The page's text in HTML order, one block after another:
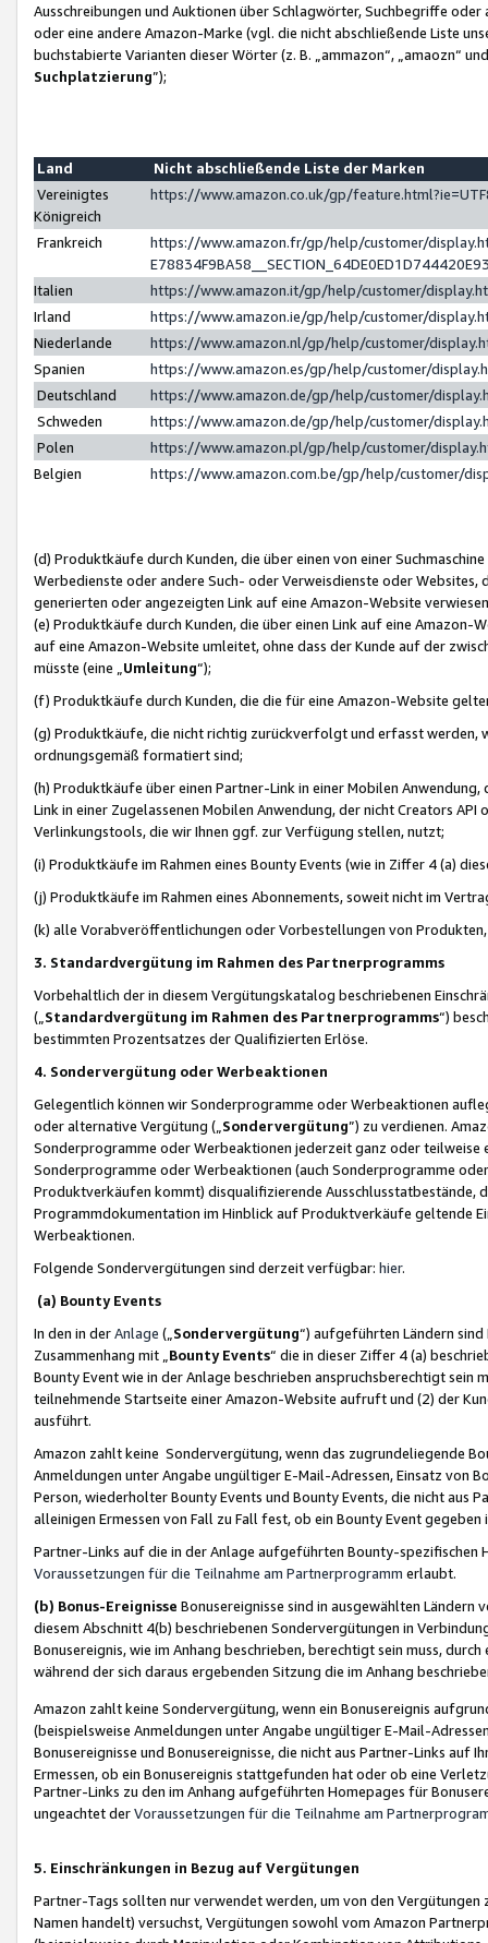
Ausschreibungen und Auktionen über Schlagwörter, Suchbegriffe
oder eine andere Amazon-Marke (vgl. die nicht abschließende Liste
buchstabierte Varianten dieser Wörter (z. B. „ammazon“, „amaozn“
Suchplatzierung”);
Land
Nicht abschließende Liste der Marken
Vereinigtes
Königreich
https://www.amazon.co.uk/gp/
Frankreich
https://www.amazon.fr/gp/help/customer/
Italien
https://www.amazon.it/gp/help/customer/
Irland
https://www.amazon.ie/gp/help/customer/
Niederlande
https://www.amazon.nl/gp/help/customer/
Spanien
https://www.amazon.es/gp/help/customer/
Deutschland
https://www.amazon.de/gp/help/customer/
Schweden
https://www.amazon.de/gp/help/customer/
Polen
https://www.amazon.pl/gp/help/customer/
Belgien
https://www.amazon.com.be/gp/help/customer/
(d) Produktkäufe durch Kunden, die über einen von einer
Werbedienste oder andere Such- oder Verweisdienste oder Websites,
generierten oder angezeigten Link auf eine Amazon-Website
(e) Produktkäufe durch Kunden, die über einen Link auf eine
auf eine Amazon-Website umleitet, ohne dass der Kunde auf der
müsste (eine „ Umleitung“);
(f) Produktkäufe durch Kunden, die die für eine Amazon-Website
(g) Produktkäufe, die nicht richtig zurückverfolgt und erfasst werden,
ordnungsgemäß formatiert sind;
(h) Produktkäufe über einen Partner-Link in einer Mobilen
Link in einer Zugelassenen Mobilen Anwendung, der nicht Creators
Verlinkungstools, die wir Ihnen ggf. zur Verfügung stellen, nutzt;
(i) Produktkäufe im Rahmen eines Bounty Events (wie in Ziffer 4 (a)
(j) Produktkäufe im Rahmen eines Abonnements, soweit nicht im
(k) alle Vorabveröffentlichungen oder Vorbestellungen von
3. Standardvergütung im Rahmen des Partnerprogramms
Vorbehaltlich der in diesem Vergütungskatalog beschriebenen
(„ Standardvergütung im Rahmen des Partnerprogramms“)
bestimmten Prozentsatzes der Qualifizierten Erlöse.
4. Sondervergütung oder Werbeaktionen
Gelegentlich können wir Sonderprogramme oder Werbeaktionen
oder alternative Vergütung („ Sondervergütung”) zu verdienen.
Sonderprogramme oder Werbeaktionen jederzeit ganz oder
Sonderprogramme oder Werbeaktionen (auch Sonderprogramme
Produktverkäufen kommt) disqualifizierende Ausschlusstatbestände,
Programmdokumentation im Hinblick auf Produktverkäufe geltende
Werbeaktionen.
Folgende Sondervergütungen sind derzeit verfügbar: hier.
(a) Bounty Events
In den in derAnlage („ Sondervergütung“) aufgeführten Ländern
Zusammenhang mit „ Bounty Events“ die in dieser Ziffer 4 (a)
Bounty Event wie in der Anlage beschrieben anspruchsberechtigt sein
teilnehmende Startseite einer Amazon-Website aufruft und (2) der
ausführt.
Amazon zahlt keine Sondervergütung, wenn das zugrundeliegende
Anmeldungen unter Angabe ungültiger E-Mail-Adressen, Einsatz von
Person, wiederholter Bounty Events und Bounty Events, die nicht
alleinigen Ermessen von Fall zu Fall fest, ob ein Bounty Event
Partner-Links auf die in der Anlage aufgeführten Bounty-spezifischen
Voraussetzungen für die Teilnahme am Partnerprogramm erlaubt.
(b) Bonus-Ereignisse Bonusereignisse sind in ausgewählten Ländern
diesem Abschnitt 4(b) beschriebenen Sondervergütungen in
Bonusereignis, wie im Anhang beschrieben, berechtigt sein muss,
während der sich daraus ergebenden Sitzung die im Anhang
Amazon zahlt keine Sondervergütung, wenn ein Bonusereignis
(beispielsweise Anmeldungen unter Angabe ungültiger E-Mail-
Bonusereignisse und Bonusereignisse, die nicht aus Partner-Links auf
Ermessen, ob ein Bonusereignis stattgefunden hat oder ob eine
Partner-Links zu den im Anhang aufgeführten Homepages für
ungeachtet derVoraussetzungen für die Teilnahme am
5. Einschränkungen in Bezug auf Vergütungen
Partner-Tags sollten nur verwendet werden, um von den
Namen handelt) versuchst, Vergütungen sowohl vom Amazon